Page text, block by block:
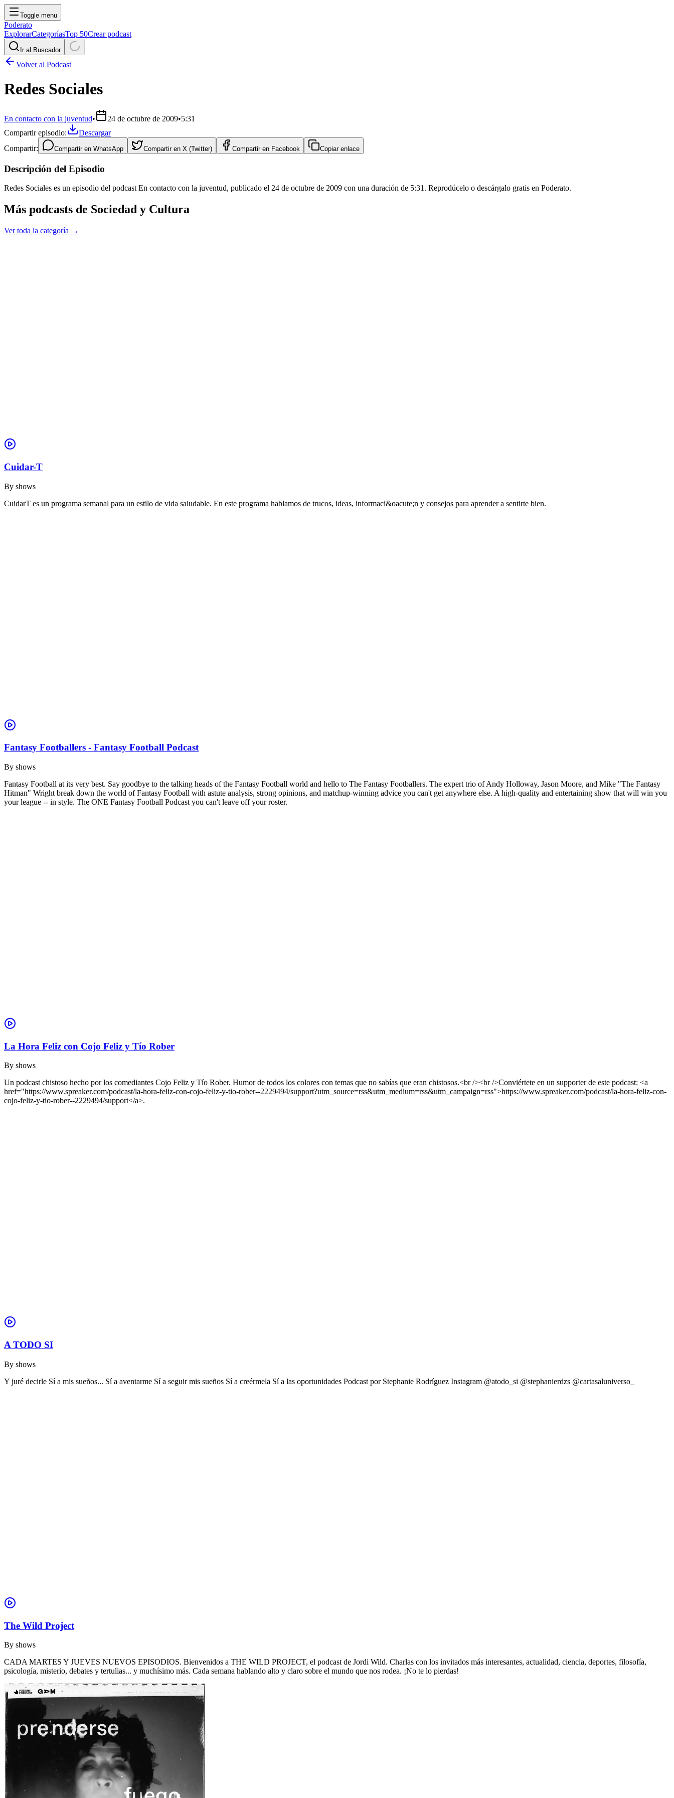
Toggle menu
Poderato
ExplorarCategoríasTop 50Crear podcast
Ir al Buscador
Volver al Podcast
Redes Sociales
En contacto con la juventud• 24 de octubre de 2009•5:31
Compartir episodio:
Descargar
Compartir:
Compartir en WhatsApp Compartir en X (Twitter) Compartir en Facebook Copiar enlace
Descripción del Episodio
Redes Sociales es un episodio del podcast En contacto con la juventud, publicado el 24 de octubre de 2009 con una duración de 5:31. Reprodúcelo o descárgalo gratis en Poderato.
Más podcasts de Sociedad y Cultura
Ver toda la categoría →
Cuidar-T
By shows
CuidarT es un programa semanal para un estilo de vida saludable. En este programa hablamos de trucos, ideas, informaci&oacute;n y consejos para aprender a sentirte bien.
Fantasy Footballers - Fantasy Football Podcast
By shows
Fantasy Football at its very best. Say goodbye to the talking heads of the Fantasy Football world and hello to The Fantasy Footballers. The expert trio of Andy Holloway, Jason Moore, and Mike "The Fantasy
Hitman" Wright break down the world of Fantasy Football with astute analysis, strong opinions, and matchup-winning advice you can't get anywhere else. A high-quality and entertaining show that will win you
your league -- in style. The ONE Fantasy Football Podcast you can't leave off your roster.
La Hora Feliz con Cojo Feliz y Tío Rober
By shows
Un podcast chistoso hecho por los comediantes Cojo Feliz y Tío Rober. Humor de todos los colores con temas que no sabías que eran chistosos.<br /><br />Conviértete en un supporter de este podcast: <a
href="https://www.spreaker.com/podcast/la-hora-feliz-con-cojo-feliz-y-tio-rober--2229494/support?utm_source=rss&utm_medium=rss&utm_campaign=rss">https://www.spreaker.com/podcast/la-hora-feliz-con-
cojo-feliz-y-tio-rober--2229494/support</a>.
A TODO SI
By shows
Y juré decirle Sí a mis sueños... Sí a aventarme Sí a seguir mis sueños Sí a creérmela Sí a las oportunidades Podcast por Stephanie Rodríguez Instagram @atodo_si @stephanierdzs @cartasaluniverso_
The Wild Project
By shows
CADA MARTES Y JUEVES NUEVOS EPISODIOS. Bienvenidos a THE WILD PROJECT, el podcast de Jordi Wild. Charlas con los invitados más interesantes, actualidad, ciencia, deportes, filosofía,
psicología, misterio, debates y tertulias... y muchísimo más. Cada semana hablando alto y claro sobre el mundo que nos rodea. ¡No te lo pierdas!